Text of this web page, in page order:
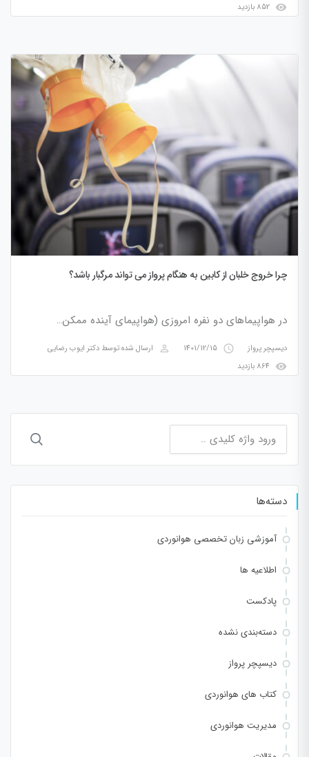
visibility
چرا خروج خلبان از کابین به هنگام پرواز می تواند مرگبار باشد؟
در هواپیماهای دو نفره امروزی (هواپیمای آینده ممکن…
دیسپچر پرواز access_time
1401/12/15
perm_identity ارسال شده توسط دکتر ایوب رضایی
visibility
برای:
دسته‌ها
آموزشی زبان تخصصی هوانوردی
اطلاعیه ها
پادکست
دسته‌بندی نشده
دیسپچر پرواز
کتاب های هوانوردی
مدیریت هوانوردی